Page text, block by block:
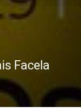
Facela